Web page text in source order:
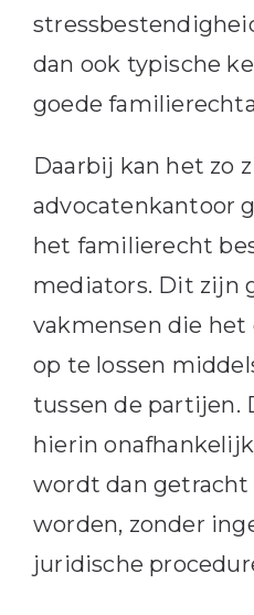
dan ook typische
goede
Daarbij kan het zo
advocatenkantoor
het familierecht
mediators. Dit zijn
vakmensen die het
op te lossen
tussen de partijen.
hierin
wordt dan
worden, zonder
juridische